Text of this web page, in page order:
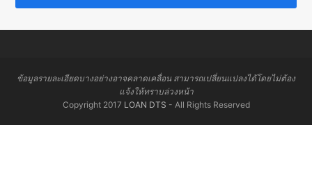
ข้อมูลรายละเอียดบางอย่างอาจคลาดเคลื่อน สามารถเปลี่ยนแปลงได้โดยไม่ต้อง
แจ้งให้ทราบล่วงหน้า
Copyright 2017 LOAN DTS - All Rights Reserved